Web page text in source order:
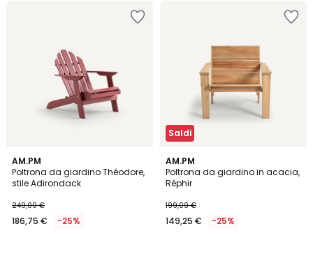
AM.PM
Poltrona da giardino Théodore,
stile Adirondack
249,00 €
186,75 € -25%
4,7
/ 5
Saldi
AM.PM
Poltrona da giardino in acacia,
Réphir
199,00 €
149,25 € -25%
4
/
5